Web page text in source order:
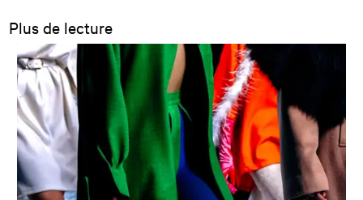
Plus de lecture